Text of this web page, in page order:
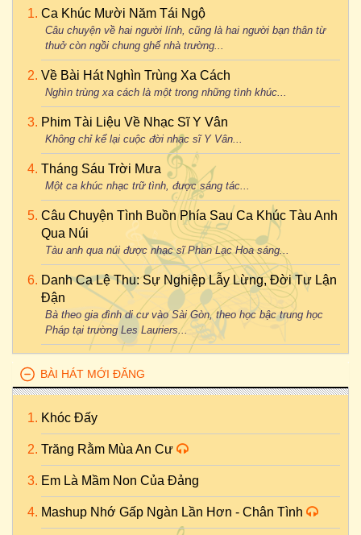
Ca Khúc Mười Năm Tái Ngộ
Câu chuyện về hai người lính, cũng là hai người bạn thân từ
thuở còn ngồi chung ghế nhà trường...
Về Bài Hát Nghìn Trùng Xa Cách
Nghìn trùng xa cách là một trong những tình khúc...
Phim Tài Liệu Về Nhạc Sĩ Y Vân
Không chỉ kể lại cuộc đời nhạc sĩ Y Vân...
Tháng Sáu Trời Mưa
Một ca khúc nhạc trữ tình, được sáng tác...
Câu Chuyện Tình Buồn Phía Sau Ca Khúc Tàu Anh
Qua Núi
Tàu anh qua núi được nhạc sĩ Phan Lạc Hoa sáng...
Danh Ca Lệ Thu: Sự Nghiệp Lẫy Lừng, Đời Tư Lận
Đận
Bà theo gia đình di cư vào Sài Gòn, theo học bậc trung học
Pháp tại trường Les Lauriers...
BÀI HÁT MỚI ĐĂNG
Khóc Đấy
Trăng Rằm Mùa An Cư
Em Là Mầm Non Của Đảng
Mashup Nhớ Gấp Ngàn Lần Hơn - Chân Tình